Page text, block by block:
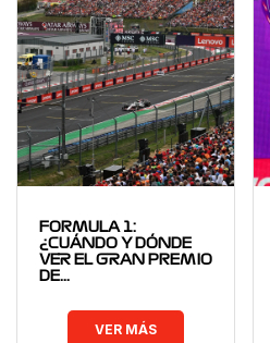
FORMULA 1:
¿CUÁNDO Y DÓNDE
VER EL GRAN PREMIO
DE…
VER MÁS